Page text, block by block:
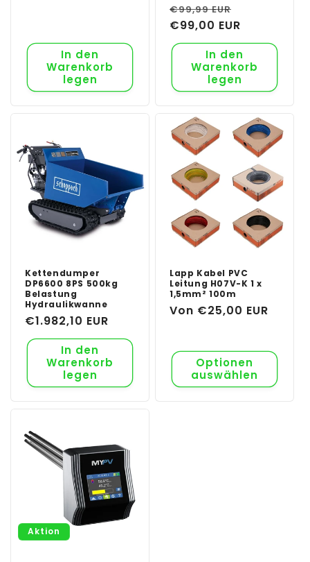
In den
Warenkorb
legen
Normaler
Preis
€99,99 EUR
€99,00 EUR
In den
Warenkorb
legen
Kettendumper
DP6600 8PS 500kg
Belastung
Hydraulikwanne
Normaler
Preis
€1.982,10 EUR
In den
Warenkorb
legen
Lapp Kabel PVC
Leitung H07V-K 1 x
1,5mm² 100m
Normaler
Von €25,00 EUR
Optionen
auswählen
Aktion